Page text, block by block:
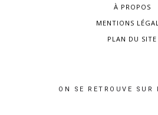
À PROPOS
MENTIONS
PLAN DU SITE
ON SE RETROUVE SUR